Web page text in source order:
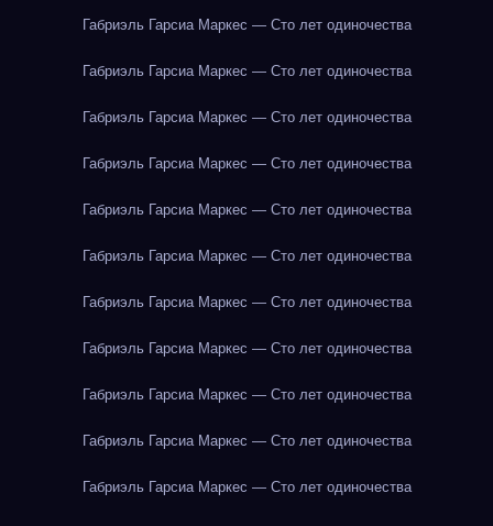
Габриэль Гарсиа Маркес — Сто лет одиночества
Габриэль Гарсиа Маркес — Сто лет одиночества
Габриэль Гарсиа Маркес — Сто лет одиночества
Габриэль Гарсиа Маркес — Сто лет одиночества
Габриэль Гарсиа Маркес — Сто лет одиночества
Габриэль Гарсиа Маркес — Сто лет одиночества
Габриэль Гарсиа Маркес — Сто лет одиночества
Габриэль Гарсиа Маркес — Сто лет одиночества
Габриэль Гарсиа Маркес — Сто лет одиночества
Габриэль Гарсиа Маркес — Сто лет одиночества
Габриэль Гарсиа Маркес — Сто лет одиночества